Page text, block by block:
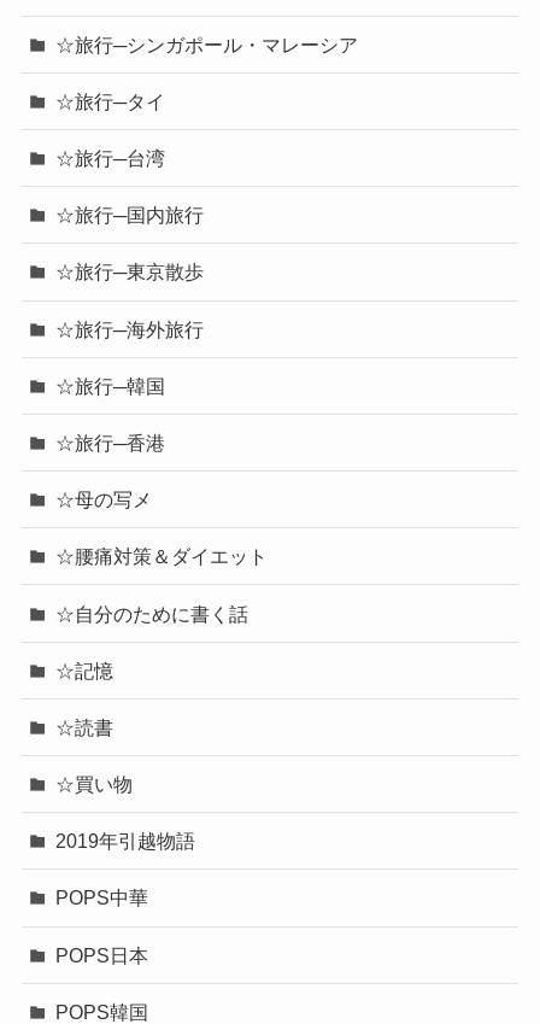
☆旅行─シンガポール・マレーシア
☆旅行─タイ
☆旅行─台湾
☆旅行─国内旅行
☆旅行─東京散歩
☆旅行─海外旅行
☆旅行─韓国
☆旅行─香港
☆母の写メ
☆腰痛対策＆ダイエット
☆自分のために書く話
☆記憶
☆読書
☆買い物
2019年引越物語
POPS中華
POPS日本
POPS韓国